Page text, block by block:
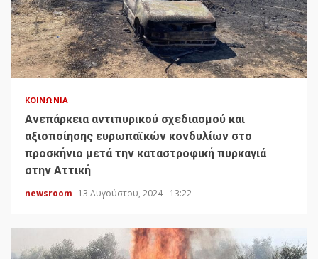
ΚΟΙΝΩΝΊΑ
Ανεπάρκεια αντιπυρικού σχεδιασμού και
αξιοποίησης ευρωπαϊκών κονδυλίων στο
προσκήνιο μετά την καταστροφική πυρκαγιά
στην Αττική
newsroom 13 Αυγούστου, 2024 - 13:22